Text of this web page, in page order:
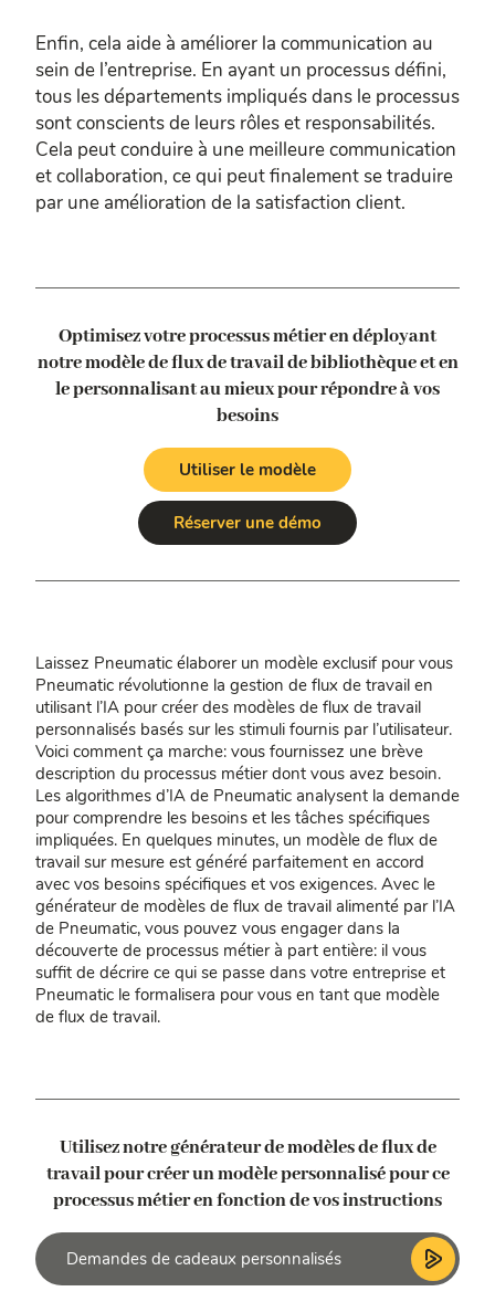
Enfin, cela aide à améliorer la communication au
sein de l’entreprise. En ayant un processus défini,
tous les départements impliqués dans le processus
sont conscients de leurs rôles et responsabilités.
Cela peut conduire à une meilleure communication
et collaboration, ce qui peut finalement se traduire
par une amélioration de la satisfaction client.
Optimisez votre processus métier en déployant
notre modèle de flux de travail de bibliothèqueet en
le personnalisant au mieux pour répondre à vos
besoins
Utiliser le modèle
Réserver une démo
Laissez Pneumatic élaborer un modèle exclusif pour vous
Pneumatic révolutionne la gestion de flux de travail en
utilisant l’IA pour créer des modèles de flux de travail
personnalisés basés sur les stimuli fournis par l’utilisateur.
Voici comment ça marche: vous fournissez une brève
description du processus métier dont vous avez besoin.
Les algorithmes d’IA de Pneumatic analysent la demande
pour comprendre les besoins et les tâches spécifiques
impliquées. En quelques minutes, un modèle de flux de
travail sur mesure est généré parfaitement en accord
avec vos besoins spécifiques et vos exigences. Avec le
générateur de modèles de flux de travail alimenté par l’IA
de Pneumatic, vous pouvez vous engager dans la
découverte de processus métier à part entière: il vous
suffit de décrire ce qui se passe dans votre entreprise et
Pneumatic le formalisera pour vous en tant que modèle
de flux de travail.
Utilisez notre générateur de modèles de flux de
travail pour créer un modèle personnalisépour ce
processus métier en fonction de vos instructions